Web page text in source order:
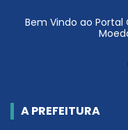
Bem Vindo ao
A PREFEITURA